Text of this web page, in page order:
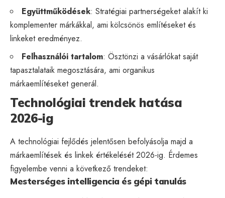
Együttműködések: Stratégiai partnerségeket alakít ki
komplementer márkákkal, ami kölcsönös említéseket és
linkeket eredményez.
Felhasználói tartalom: Ösztönzi a vásárlókat saját
tapasztalataik megosztására, ami organikus
márkaemlítéseket generál.
Technológiai trendek hatása
2026-ig
A technológiai fejlődés jelentősen befolyásolja majd a
márkaemlítések és linkek értékelését 2026-ig. Érdemes
figyelembe venni a következő trendeket:
Mesterséges intelligencia és gépi tanulás